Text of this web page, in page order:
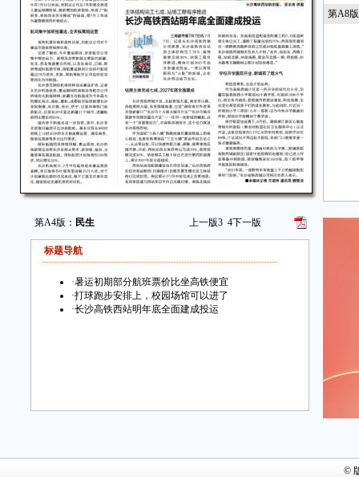
第A4版： 民生 上一版3 4下一版
标题导航
·暑运初期部分航班票价比坐高铁便宜
·打球跑步安排上，校园场馆可以进了
·长沙高铁西站明年底全面建成投运
第A8
©